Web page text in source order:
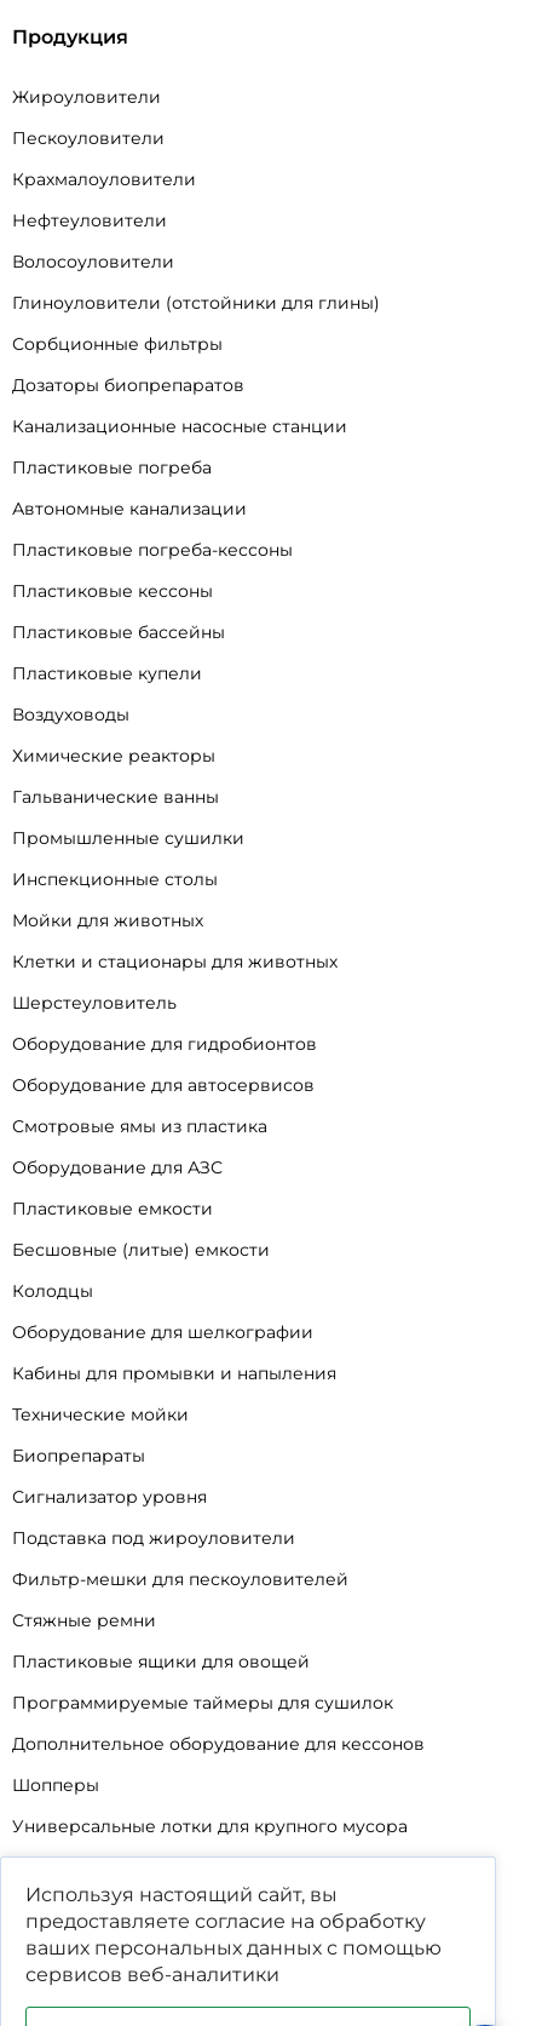
Продукция
Жироуловители
Пескоуловители
Крахмалоуловители
Нефтеуловители
Волосоуловители
Глиноуловители (отстойники для глины)
Сорбционные фильтры
Дозаторы биопрепаратов
Канализационные насосные станции
Пластиковые погреба
Автономные канализации
Пластиковые погреба-кессоны
Пластиковые кессоны
Пластиковые бассейны
Пластиковые купели
Воздуховоды
Химические реакторы
Гальванические ванны
Промышленные сушилки
Инспекционные столы
Мойки для животных
Клетки и стационары для животных
Шерстеуловитель
Оборудование для гидробионтов
Оборудование для автосервисов
Смотровые ямы из пластика
Оборудование для АЗС
Пластиковые емкости
Бесшовные (литые) емкости
Колодцы
Оборудование для шелкографии
Кабины для промывки и напыления
Технические мойки
Биопрепараты
Сигнализатор уровня
Подставка под жироуловители
Фильтр-мешки для пескоуловителей
Стяжные ремни
Пластиковые ящики для овощей
Программируемые таймеры для сушилок
Дополнительное оборудование для кессонов
Шопперы
Универсальные лотки для крупного мусора
Уцененные товары
Используя настоящий сайт, вы
предоставляете согласие на обработку
ваших персональных данных с помощью
сервисов веб-аналитики